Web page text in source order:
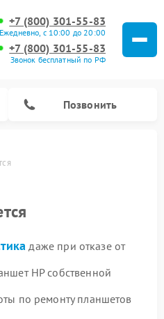
+7 (800) 301-55-83
Ежедневно, с 10:00 до 20:00
+7 (800) 301-55-83
Звонок бесплатный по РФ
Позвонить
даже при отказе от
HP собственной
по ремонту планшетов